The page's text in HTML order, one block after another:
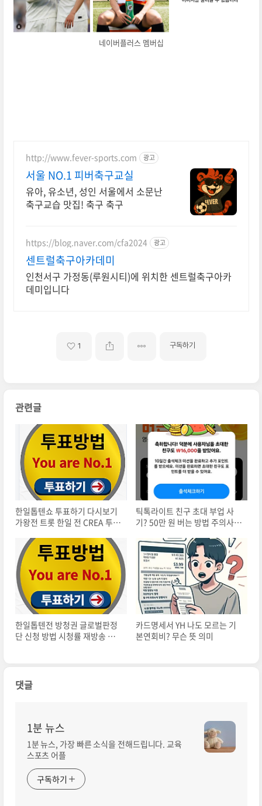
네이버플러스 멤버십
http://www.fever-sports.com 광고
서울 NO.1 피버축구교실
유아, 유소년, 성인 서울에서 소문난
축구교습 맛집! 축구 축구
https://blog.naver.com/cfa2024 광고
센트럴축구아카데미
인천서구 가정동(루원시티)에 위치한 센트럴축구아카
데미입니다
1 구독하기
관련글
한일톱텐쇼 투표하기 다시보기
가왕전 트롯 한일 전 CREA 투표
틱톡라이트 친구 초대 부업 사
기? 50만 원 버는 방법 주의사항
한일톱텐전 방청권 글로벌판정
단 신청 방법 시청률 재방송 다
카드명세서 YH 나도 모르는 기
본연회비? 무슨 뜻 의미
댓글
1분 뉴스
1분 뉴스, 가장 빠른 소식을 전해드립니다. 교육
스포츠 어플
구독하기